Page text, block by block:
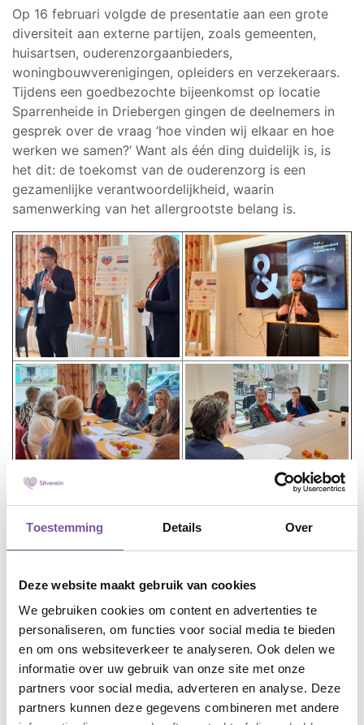
Toestemming Details Over
Deze website maakt gebruik van cookies
We gebruiken cookies om content en advertenties te
personaliseren, om functies voor social media te bieden
en om ons websiteverkeer te analyseren. Ook delen we
informatie over uw gebruik van onze site met onze
partners voor social media, adverteren en analyse. Deze
partners kunnen deze gegevens combineren met andere
Op 16 februari volgde de presentatie aan een grote
diversiteit aan externe partijen, zoals gemeenten,
huisartsen, ouderenzorgaanbieders,
woningbouwverenigingen, opleiders en verzekeraars.
Tijdens een goedbezochte bijeenkomst op locatie
Sparrenheide in Driebergen gingen de deelnemers in
gesprek over de vraag ‘hoe vinden wij elkaar en hoe
werken we samen?’ Want als één ding duidelijk is, is
het dit: de toekomst van de ouderenzorg is een
gezamenlijke verantwoordelijkheid, waarin
samenwerking van het allergrootste belang is.
Zorgpartijen uit de regio Midden-Nederland vonden
elkaar tijdens de bijeenkomst van Silverein in
Driebergen. De nieuwe strategie sluit aan op de
landelijke ontwikkelingen, geschetst door de Raad
voor Volksgezondheid & Samenleving in‘Anders leven